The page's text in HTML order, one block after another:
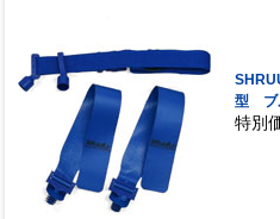
型 ブ
特別